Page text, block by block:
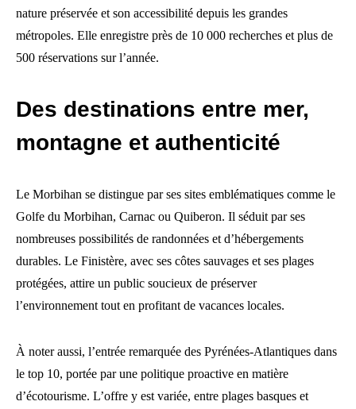
nature préservée et son accessibilité depuis les grandes
métropoles. Elle enregistre près de 10 000 recherches et plus de
500 réservations sur l’année.
Des destinations entre mer,
montagne et authenticité
Le Morbihan se distingue par ses sites emblématiques comme le
Golfe du Morbihan, Carnac ou Quiberon. Il séduit par ses
nombreuses possibilités de randonnées et d’hébergements
durables. Le Finistère, avec ses côtes sauvages et ses plages
protégées, attire un public soucieux de préserver
l’environnement tout en profitant de vacances locales.
À noter aussi, l’entrée remarquée des Pyrénées-Atlantiques dans
le top 10, portée par une politique proactive en matière
d’écotourisme. L’offre y est variée, entre plages basques et